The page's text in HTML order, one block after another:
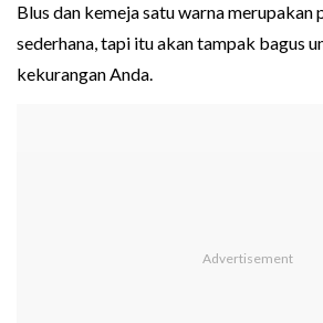
Blus dan kemeja satu warna merupakan
sederhana, tapi itu akan tampak bagus
kekurangan Anda.